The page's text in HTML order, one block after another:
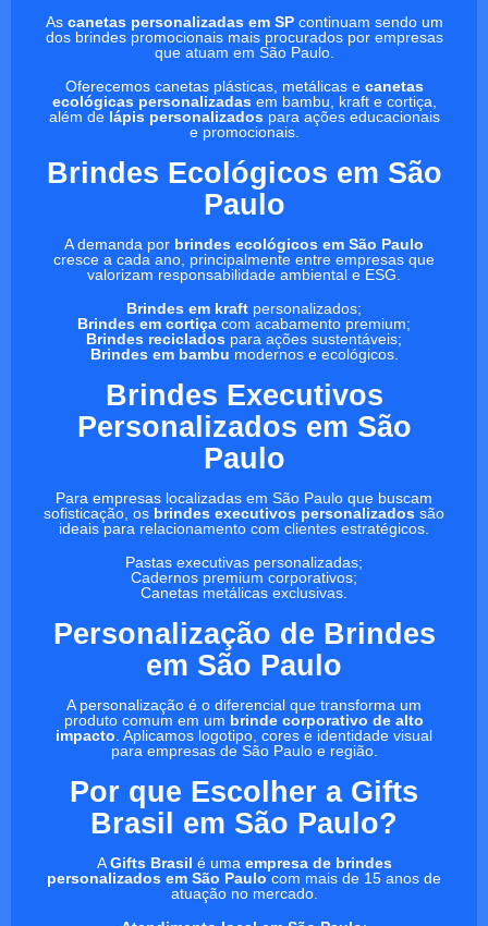
As canetas personalizadas em SPcontinuam sendo um
dos brindes promocionais mais procurados por empresas
que atuam em São Paulo.
Oferecemos canetas plásticas, metálicas e canetas
ecológicas personalizadasem bambu, kraft e cortiça,
além de lápis personalizadospara ações educacionais
e promocionais.
Brindes Ecológicos em São
Paulo
A demanda por brindes ecológicos em São Paulo
cresce a cada ano, principalmente entre empresas que
valorizam responsabilidade ambiental e ESG.
Brindes em kraft personalizados;
Brindes em cortiça com acabamento premium;
Brindes reciclados para ações sustentáveis;
Brindes em bambu modernos e ecológicos.
Brindes Executivos
Personalizados em São
Paulo
Para empresas localizadas em São Paulo que buscam
sofisticação, os brindes executivos personalizados são
ideais para relacionamento com clientes estratégicos.
Pastas executivas personalizadas;
Cadernos premium corporativos;
Canetas metálicas exclusivas.
Personalização de Brindes
em São Paulo
A personalização é o diferencial que transforma um
produto comum em um brinde corporativo de alto
impacto . Aplicamos logotipo, cores e identidade visual
para empresas de São Paulo e região.
Por que Escolher a Gifts
Brasil em São Paulo?
AGifts Brasil é uma empresa de brindes
personalizados em São Paulo com mais de 15 anos de
atuação no mercado.